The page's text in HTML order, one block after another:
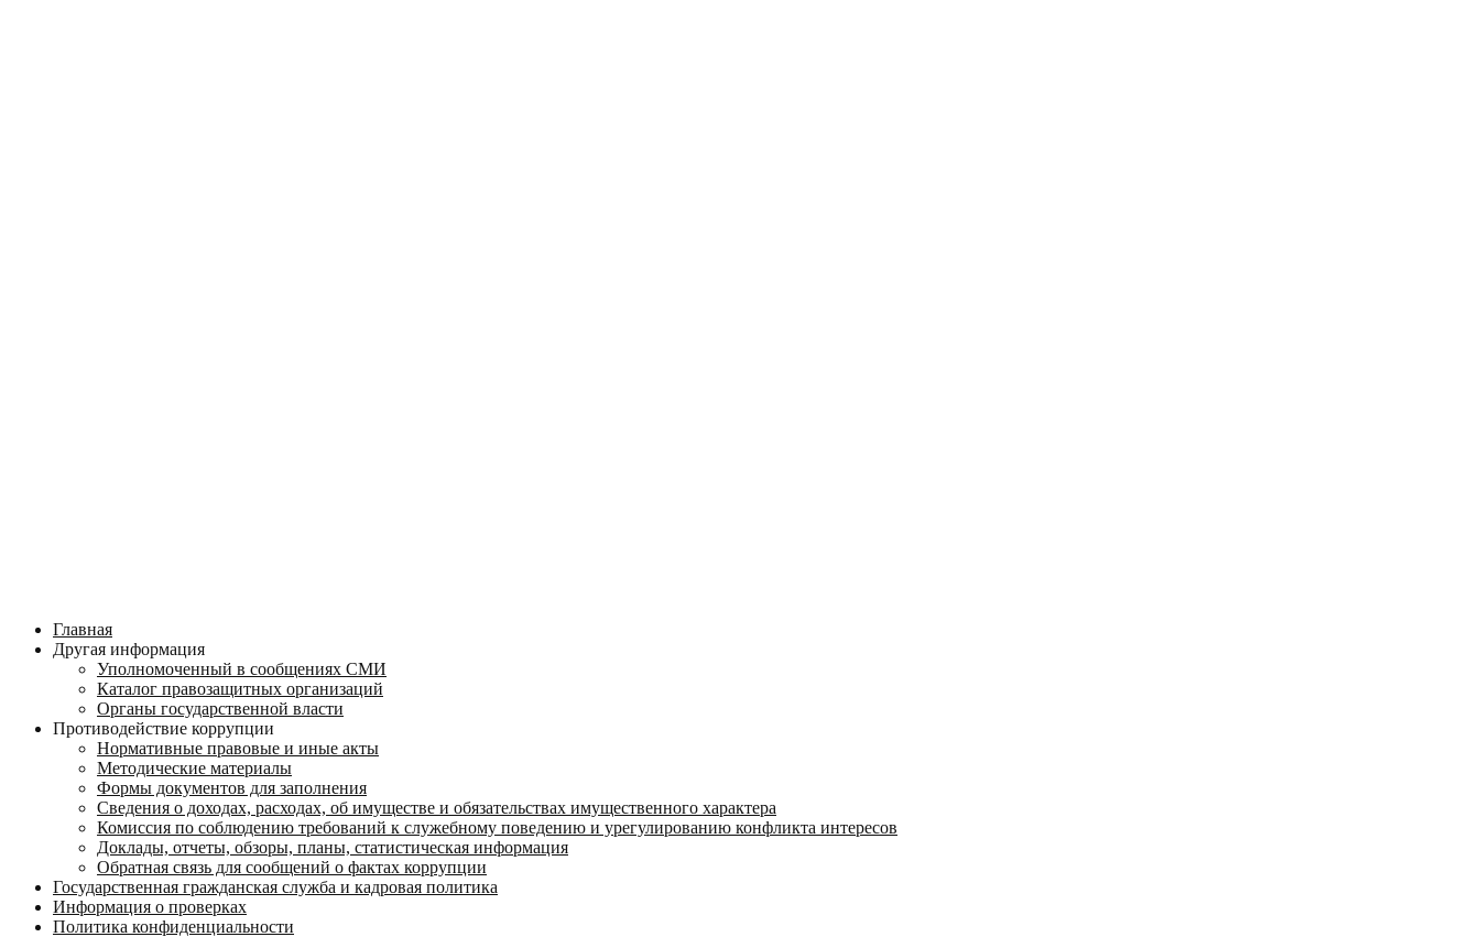
Главная
Другая информация
Уполномоченный в сообщениях СМИ
Каталог правозащитных организаций
Органы государственной власти
Противодействие коррупции
Нормативные правовые и иные акты
Методические материалы
Формы документов для заполнения
Сведения о доходах, расходах, об имуществе и обязательствах имущественного характера
Комиссия по соблюдению требований к служебному поведению и урегулированию конфликта интересов
Доклады, отчеты, обзоры, планы, статистическая информация
Обратная связь для сообщений о фактах коррупции
Государственная гражданская служба и кадровая политика
Информация о проверках
Политика конфиденциальности